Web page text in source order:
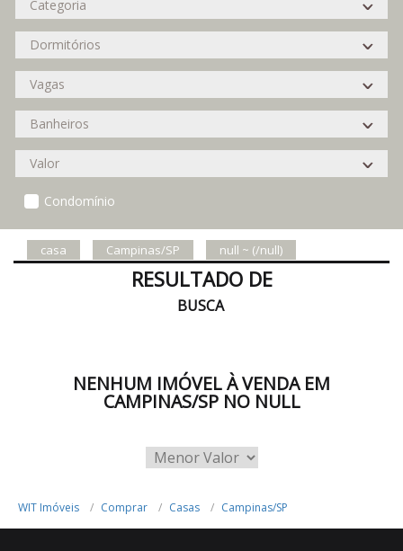
Condomínio
casa Campinas/SP null ~ (/null)
RESULTADO DE
BUSCA
NENHUM IMÓVEL À VENDA EM
CAMPINAS/SP NO NULL
WIT Imóveis Comprar Casas Campinas/SP